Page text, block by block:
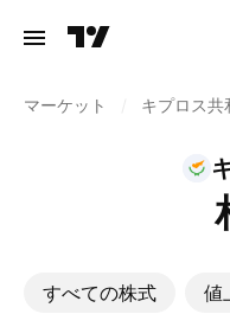
マーケット キプロス共
すべての株式 値